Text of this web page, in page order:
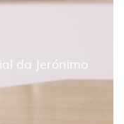
da Jerónimo